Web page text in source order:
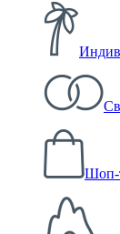
Шоп-